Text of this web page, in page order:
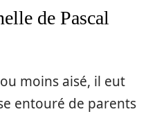
de Pascal
moins aisé, il eut
entouré de parents